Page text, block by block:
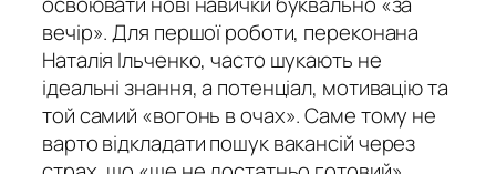
вечір». Для першої роботи, переконана
Наталія Ільченко, часто шукають не
ідеальні знання, а потенціал, мотивацію та
той самий «вогонь в очах». Саме тому не
варто відкладати пошук вакансій через